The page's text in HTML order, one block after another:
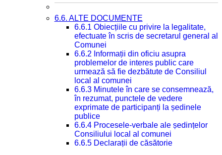
6.6. ALTE DOCUMENTE
6.6.1 Obiecțiile cu privire la legalitate,
efectuate în scris de secretarul general al
Comunei
6.6.2 Informații din oficiu asupra
problemelor de interes public care
urmează să fie dezbătute de Consiliul
local al comunei
6.6.3 Minutele în care se consemnează,
în rezumat, punctele de vedere
exprimate de participanți la ședinele
publice
6.6.4 Procesele-verbale ale ședințelor
Consiliului local al comunei
6.6.5 Declarații de căsătorie